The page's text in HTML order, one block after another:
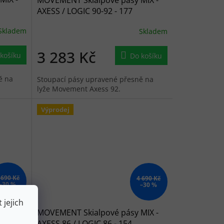
jejich
na
AXESS / LOGIC 90-92 - 177
Skladem
3 283 Kč Do košíku
Stoupací pásy upravené přesně na
lyže Movement Axess 92.
Kč
%
Výprodej
4 690 Kč
–30 %
MOVEMENT Skialpové pásy MIX -